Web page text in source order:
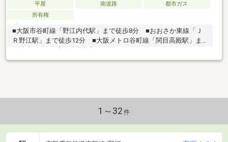
平屋 南道路
都市ガス
所有権
■大阪市谷町線「野江内代駅」まで徒歩8分 ■おおさか東線「Ｊ
Ｒ野江駅」まで徒歩12分 ■大阪メトロ谷町線「関目高殿駅」ま
1～32 件